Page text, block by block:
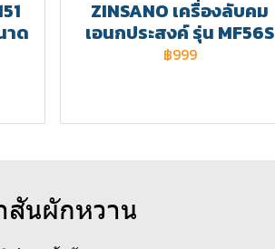
าด
ZINSANO เครื่องลับคม
เอนกประสงค์ รุ่น MF56S
฿999
สันผักหวาน